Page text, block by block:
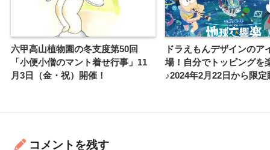
六甲高山植物園の冬支度第50回
「小便小僧のマント着せ行事」11
月3日（金・祝）開催！
ドラえもんデザインのア
場！自分でトッピングを
♪2024年2月22日から限定
コメントを残す